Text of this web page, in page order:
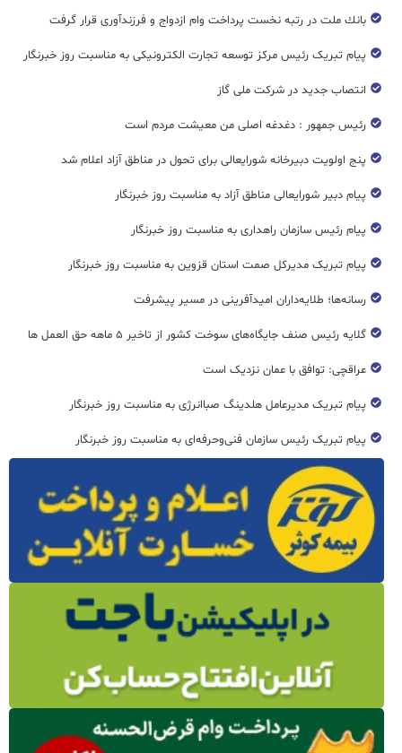
بانك ملت در رتبه نخست پرداخت وام ازدواج و فرزندآوری قرار گرفت
پیام تبریک رئیس مرکز توسعه تجارت الکترونیکی به مناسبت روز خبرنگار
انتصاب جدید در شرکت ملی گاز
رئیس جمهور : دغدغه اصلی من معیشت مردم است
پنج اولویت دبیرخانه شورایعالی برای تحول در مناطق آزاد اعلام شد
پیام دبیر شورایعالی مناطق آزاد به مناسبت روز خبرنگار
پیام رئیس سازمان راهداری به مناسبت روز خبرنگار
پیام تبریک مدیرکل صمت استان قزوین به مناسبت روز خبرنگار
رسانه‌ها؛ طلایه‌داران امیدآفرینی در مسیر پیشرفت
گلایه رئیس صنف جایگاه‌های سوخت کشور از تاخیر ۵ ماهه حق العمل ها
عراقچی: توافق با عمان نزدیک است
پیام تبریک مدیرعامل هلدینگ صباانرژی به مناسبت روز خبرنگار
پیام تبریک رئیس سازمان فنی‌و‌حرفه‌ای به مناسبت روز خبرنگار